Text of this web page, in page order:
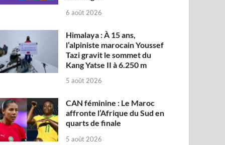
6 août 2026
Himalaya : À 15 ans,
l’alpiniste marocain Youssef
Tazi gravit le sommet du
Kang Yatse II à 6.250 m
5 août 2026
CAN féminine : Le Maroc
affronte l’Afrique du Sud en
quarts de finale
5 août 2026